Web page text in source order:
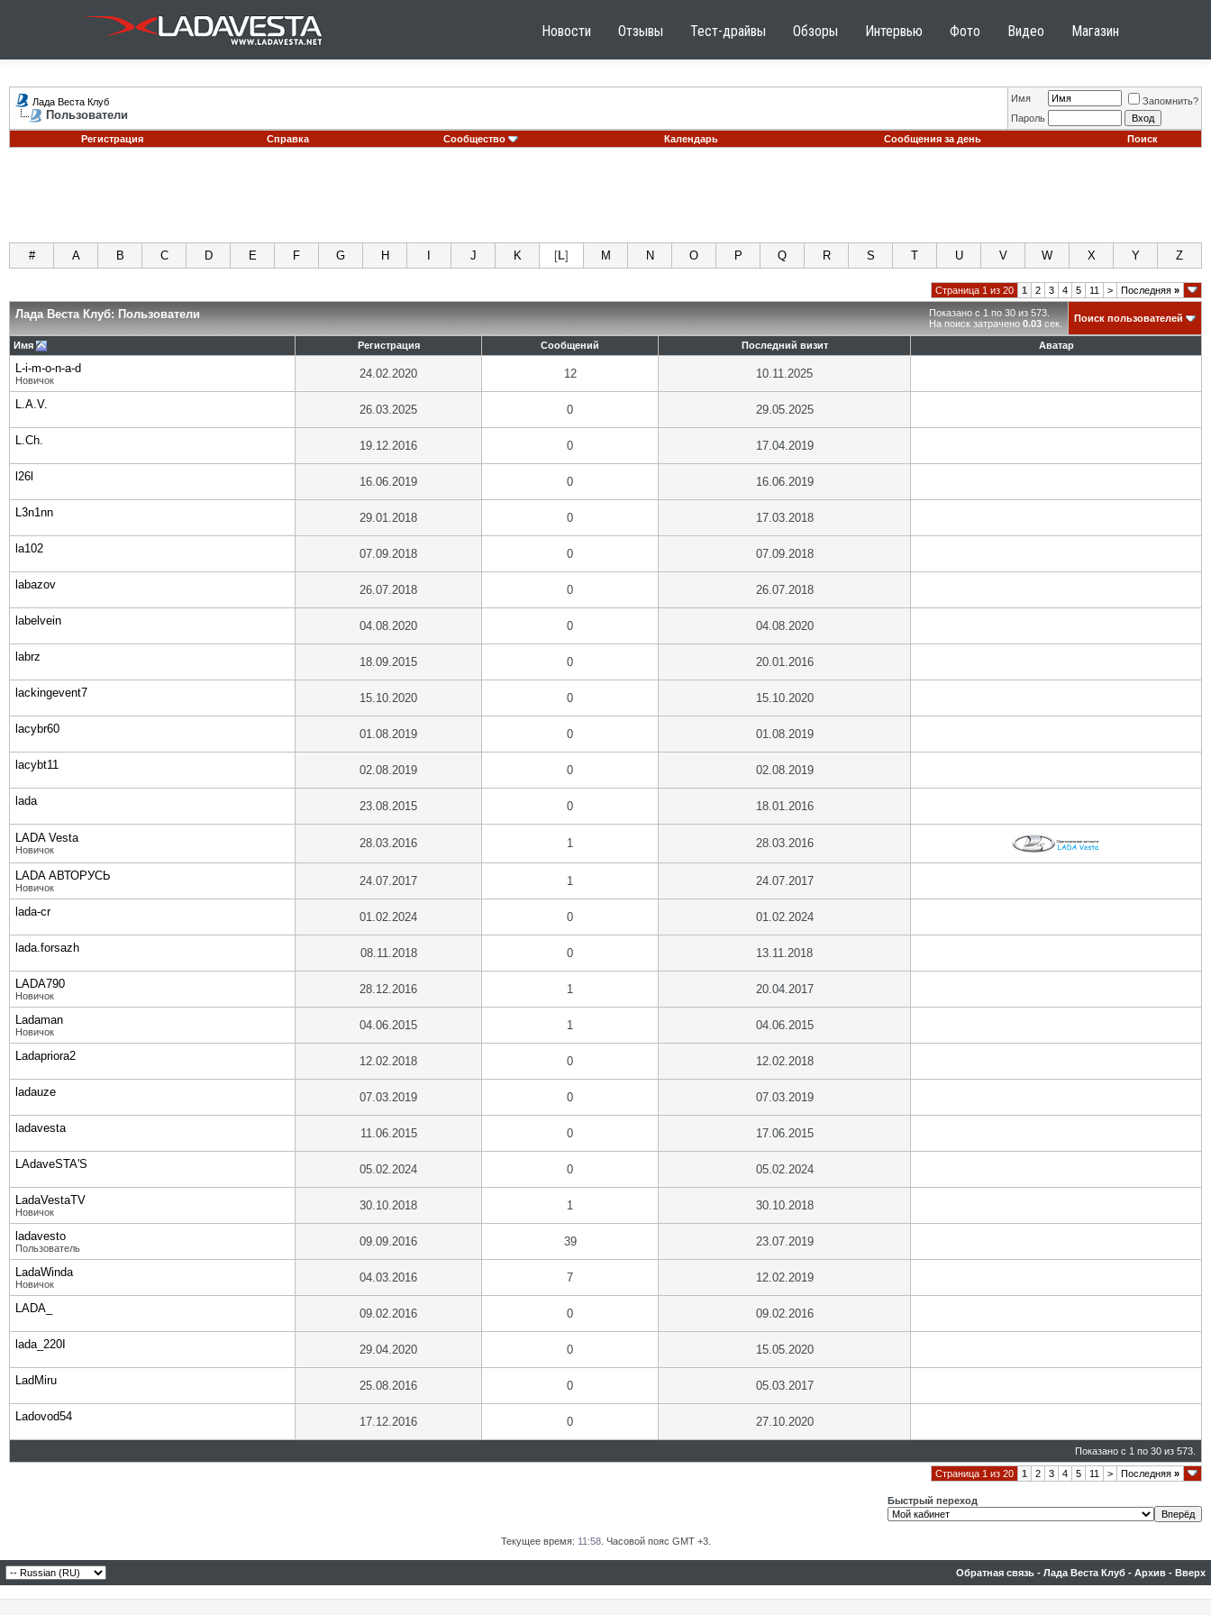
Новости Отзывы Тест-драйвы Обзоры Интервью Фото Видео Магазин
Лада Веста Клуб
Пользователи
Имя
Запомнить?
Пароль
Регистрация
Справка Сообщество Календарь Сообщения за день Поиск
# A B C D E F G H J K [L] M N O P Q R S T U V W X Y Z
Страница 1 из 20 1 2 3 4 5 11 > Последняя »
Показано с 1 по 30 из 573.
На поиск затрачено 0.03 сек.
Лада Веста Клуб: Пользователи Поиск пользователей
Имя Регистрация Сообщений Последний визит Аватар
L-i-m-o-n-a-d
Новичок 24.02.2020 12 10.11.2025
L.A.V. 26.03.2025 0 29.05.2025
L.Ch. 19.12.2016 0 17.04.2019
l26l 16.06.2019 0 16.06.2019
L3n1nn 29.01.2018 0 17.03.2018
la102 07.09.2018 0 07.09.2018
labazov 26.07.2018 0 26.07.2018
labelvein 04.08.2020 0 04.08.2020
labrz 18.09.2015 0 20.01.2016
lackingevent7 15.10.2020 0 15.10.2020
lacybr60 01.08.2019 0 01.08.2019
lacybt11 02.08.2019 0 02.08.2019
lada 23.08.2015 0 18.01.2016
LADA Vesta
Новичок 28.03.2016 1 28.03.2016
LADA АВТОРУСЬ
Новичок 24.07.2017 1 24.07.2017
lada-cr 01.02.2024 0 01.02.2024
lada.forsazh 08.11.2018 0 13.11.2018
LADA790
Новичок 28.12.2016 1 20.04.2017
Ladaman
Новичок 04.06.2015 1 04.06.2015
Ladapriora2 12.02.2018 0 12.02.2018
ladauze 07.03.2019 0 07.03.2019
ladavesta 11.06.2015 0 17.06.2015
LAdaveSTA'S 05.02.2024 0 05.02.2024
LadaVestaTV
Новичок 30.10.2018 1 30.10.2018
ladavesto
Пользователь 09.09.2016 39 23.07.2019
LadaWinda
Новичок 04.03.2016 7 12.02.2019
LADA_ 09.02.2016 0 09.02.2016
lada_220I 29.04.2020 0 15.05.2020
LadMiru 25.08.2016 0 05.03.2017
Ladovod54 17.12.2016 0 27.10.2020
Показано с 1 по 30 из 573.
Страница 1 из 20 1 2 3 4 5 11 > Последняя »
Быстрый переход
Текущее время: 11:58. Часовой пояс GMT +3.
Обратная связь - Лада Веста Клуб - Архив - Вверх